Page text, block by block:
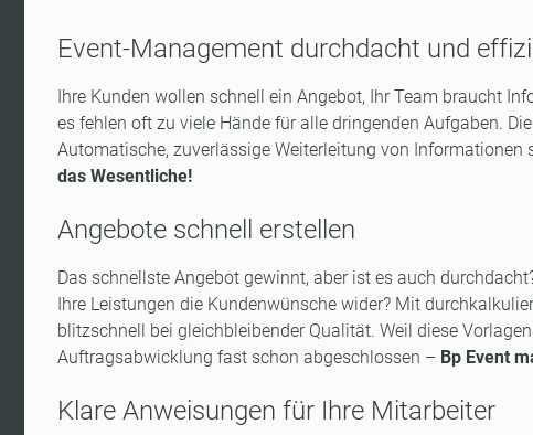
Event-Management durchdacht und
Ihre Kunden wollen schnell ein Angebot, Ihr Team braucht
es fehlen oft zu viele Hände für alle dringenden Aufgaben.
Automatische, zuverlässige Weiterleitung von Informationen
das Wesentliche!
Angebote schnell erstellen
Das schnellste Angebot gewinnt, aber ist es auch
Ihre Leistungen die Kundenwünsche wider? Mit
blitzschnell bei gleichbleibender Qualität. Weil diese
Auftragsabwicklung fast schon abgeschlossen – Bp Event
Klare Anweisungen für Ihre Mitarbeiter